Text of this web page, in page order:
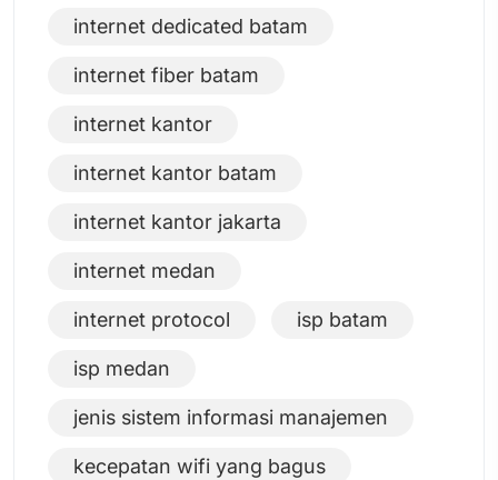
internet dedicated batam
internet fiber batam
internet kantor
internet kantor batam
internet kantor jakarta
internet medan
internet protocol isp batam
isp medan
jenis sistem informasi manajemen
kecepatan wifi yang bagus